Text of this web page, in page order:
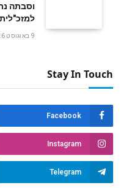
וסבתה
9 באוגוסט 2026
Stay In Touch
Facebook
Instagram
Telegram